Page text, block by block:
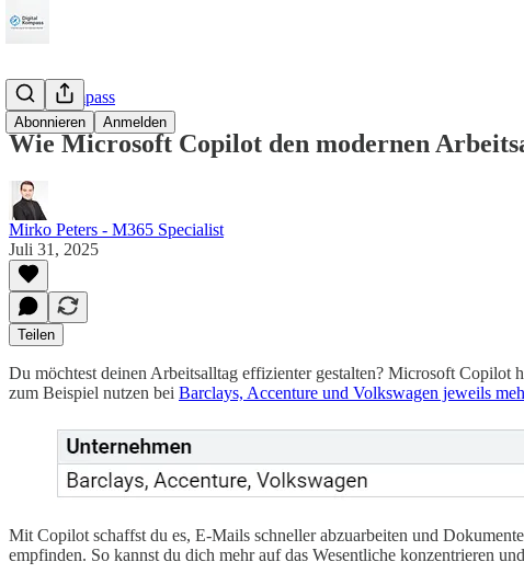
Abonnieren Anmelden
M365Kompass
Wie Microsoft Copilot den modernen
Mirko Peters - M365 Specialist
Juli 31, 2025
Teilen
Du möchtest deinen Arbeitsalltag effizienter gestalten? Microsoft Copilot
zum Beispiel nutzen bei Barclays, Accenture und Volkswagen jeweils
Mit Copilot schaffst du es, E-Mails schneller abzuarbeiten und
empfinden. So kannst du dich mehr auf das Wesentliche konzentrieren